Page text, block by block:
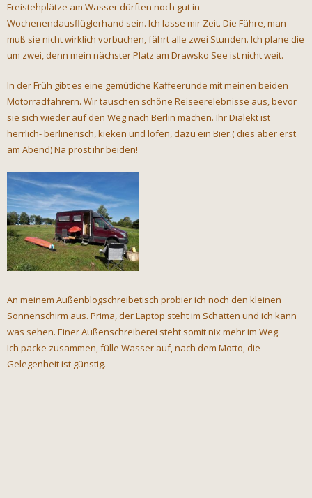
Freistehplätze am Wasser dürften noch gut in
Wochenendausflüglerhand sein. Ich lasse mir Zeit. Die Fähre, man
muß sie nicht wirklich vorbuchen, fährt alle zwei Stunden. Ich plane die
um zwei, denn mein nächster Platz am Drawsko See ist nicht weit.
In der Früh gibt es eine gemütliche Kaffeerunde mit meinen beiden
Motorradfahrern. Wir tauschen schöne Reiseerelebnisse aus, bevor
sie sich wieder auf den Weg nach Berlin machen. Ihr Dialekt ist
herrlich- berlinerisch, kieken und lofen, dazu ein Bier.( dies aber erst
am Abend) Na prost ihr beiden!
An meinem Außenblogschreibetisch probier ich noch den kleinen
Sonnenschirm aus. Prima, der Laptop steht im Schatten und ich kann
was sehen. Einer Außenschreiberei steht somit nix mehr im Weg.
Ich packe zusammen, fülle Wasser auf, nach dem Motto, die
Gelegenheit ist günstig.